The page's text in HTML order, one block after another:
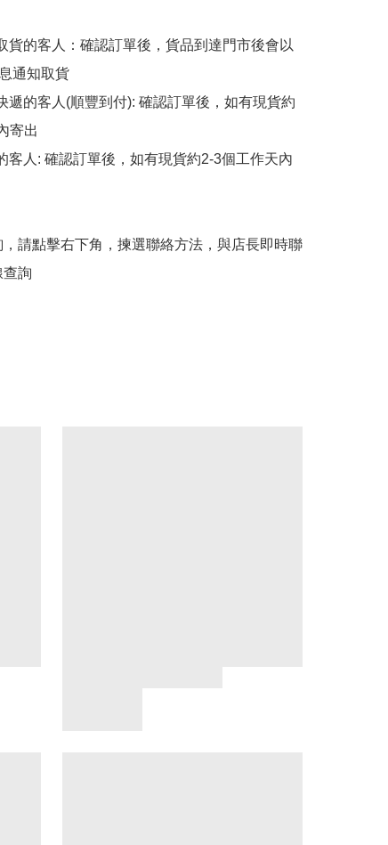
貨的客人：確認訂單後，貨品到達門市後會以
通知取貨
遞的客人(順豐到付): 確認訂單後，如有現貨約
寄出
客人: 確認訂單後，如有現貨約2-3個工作天內
請點擊右下角，揀選聯絡方法，與店長即時聯
查詢